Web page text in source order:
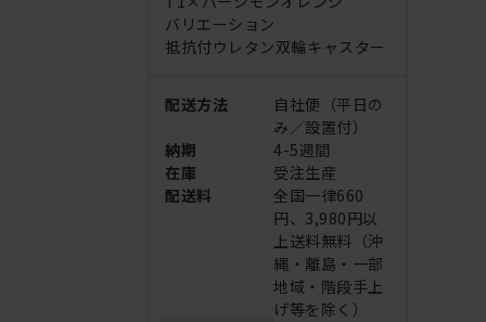
バリエーション
抵抗付ウレタン双輪キャスター
配送方法
自社便（平日の
み／設置付）
納期
4-5週間
在庫
受注生産
配送料
全国一律660
円、3,980円以
上送料無料（沖
縄・離島・一部
地域・階段手上
げ等を除く）